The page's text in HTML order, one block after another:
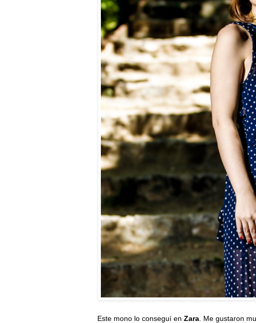
Este mono lo conseguí en Zara . Me gustaron